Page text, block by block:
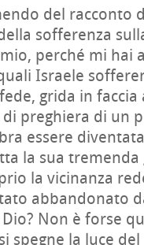
del racconto
sofferenza
perché mi hai
Israele
grida in
preghiera di un
essere
la sua tremenda
la vicinanza
abbandonato
Non è forse
spegne la luce